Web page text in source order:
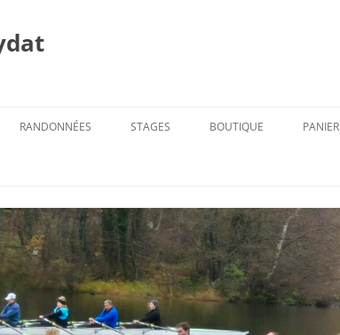
RANDONNÉES STAGES BOUTIQUE PANIER